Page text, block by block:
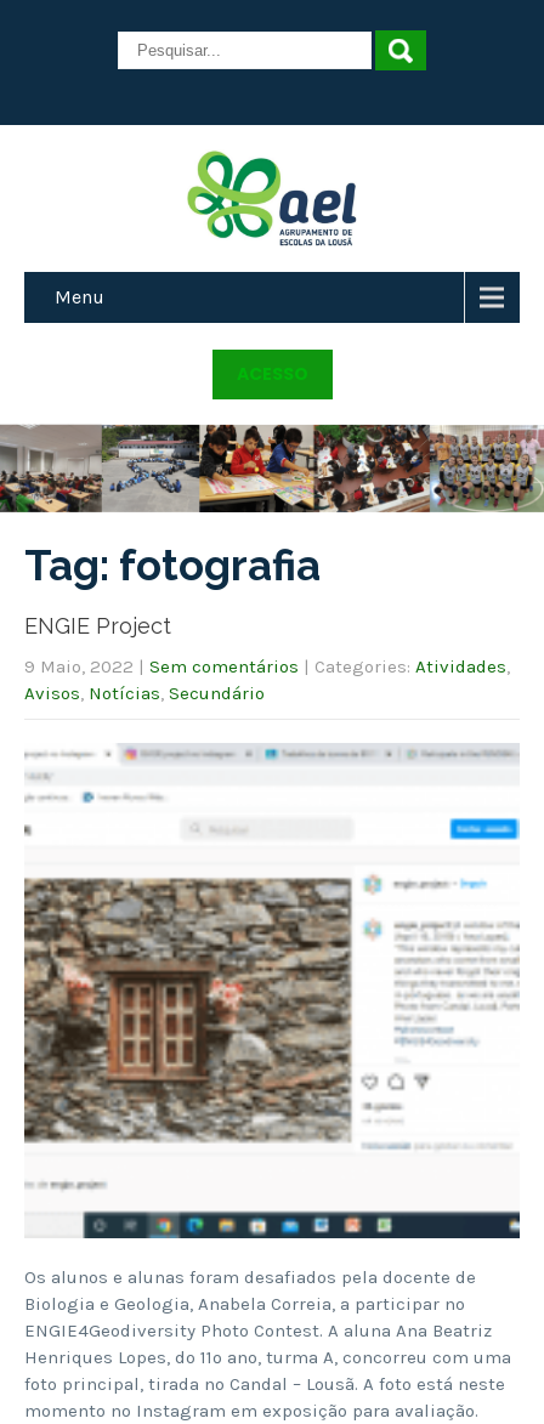
Menu
ACESSO
Tag: fotografia
ENGIE Project
9 Maio, 2022 | Sem comentários | Categories: Atividades
Avisos Notícias Secundário
Os alunos e alunas foram desafiados pela docente de
Biologia e Geologia, Anabela Correia, a participar no
ENGIE4Geodiversity Photo Contest. A aluna Ana Beatriz
Henriques Lopes, do 11º ano, turma A, concorreu com uma
foto principal, tirada no Candal – Lousã. A foto está neste
momento no Instagram em exposição para avaliação.